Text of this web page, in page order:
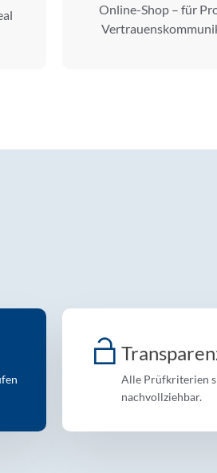
Online-Shop – für
Alle Prüfkriterien
nachvollziehbar.